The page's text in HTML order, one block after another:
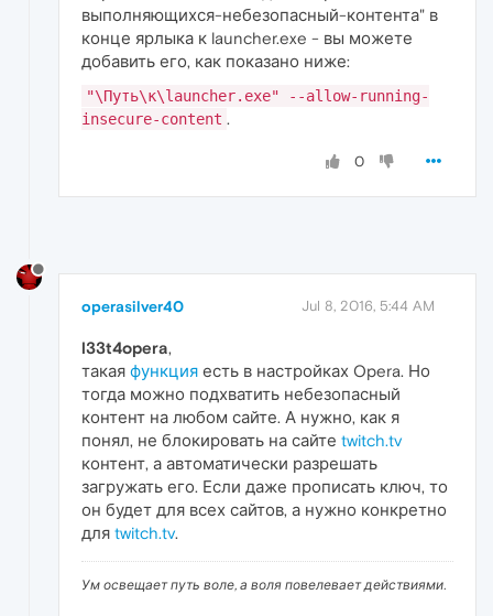
выполняющихся-небезопасный-контента" в
конце ярлыка к launcher.exe - вы можете
добавить его, как показано ниже:
"\Путь\к\launcher.exe" --allow-running-
insecure-content .
0
operasilver40 Jul 8, 2016, 5:44 AM
l33t4opera,
такая функция есть в настройках Opera. Но
тогда можно подхватить небезопасный
контент на любом сайте. А нужно, как я
понял, не блокировать на сайте twitch.tv
контент, а автоматически разрешать
загружать его. Если даже прописать ключ, то
он будет для всех сайтов, а нужно конкретно
для twitch.tv.
Ум освещает путь воле, а воля повелевает действиями.